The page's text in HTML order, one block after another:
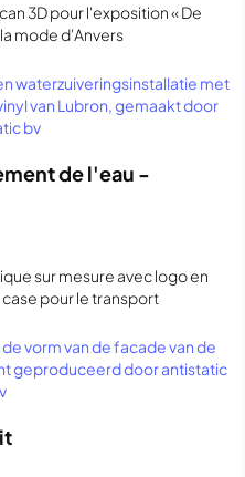
3D pour l'exposition « De
mode d'Anvers
de l'eau -
sur mesure avec logo en
pour le transport